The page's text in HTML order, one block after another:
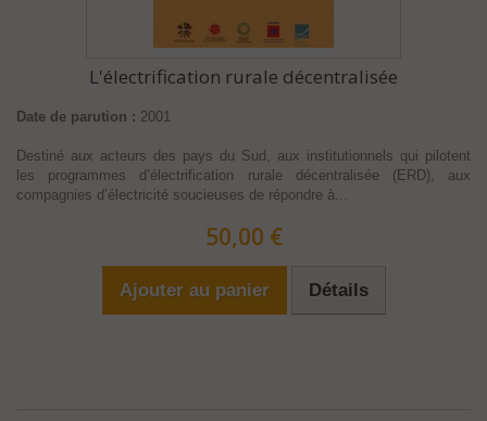
L'électrification rurale décentralisée
Date de parution : 2001
Destiné aux acteurs des pays du Sud, aux institutionnels qui pilotent
les programmes d’électrification rurale décentralisée (ERD), aux
compagnies d’électricité soucieuses de répondre à...
50,00 €
Ajouter au panier Détails